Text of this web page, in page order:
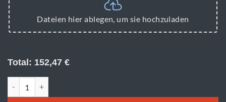
Dateien hier ablegen, um sie hochzuladen
Total: 152,47 €